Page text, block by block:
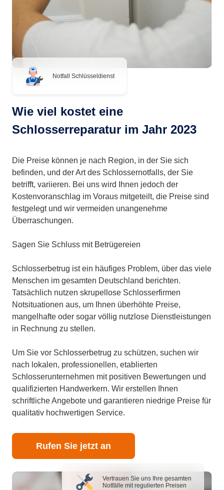
Notfall Schlüsseldienst
Wie viel kostet eine
Schlosserreparatur im Jahr 2023
Die Preise können je nach Region, in der Sie sich
befinden, und der Art des Schlossernotfalls, der Sie
betrifft, variieren. Bei uns wird Ihnen jedoch der
Kostenvoranschlag im Voraus mitgeteilt, die Preise sind
festgelegt und wir vermeiden unangenehme
Überraschungen.
Sagen Sie Schluss mit Betrügereien
Schlosserbetrug ist ein häufiges Problem, über das viele
Menschen im gesamten Deutschland berichten.
Tatsächlich nutzen skrupellose Schlosserfirmen
Notsituationen aus, um Ihnen überhöhte Preise,
mangelhafte oder sogar völlig nutzlose Dienstleistungen
in Rechnung zu stellen.
Um Sie vor Schlosserbetrug zu schützen, suchen wir
nach lokalen, professionellen, etablierten
Schlosserunternehmen mit positiven Bewertungen und
qualifizierten Handwerkern. Wir erstellen Ihnen
schriftliche Angebote und garantieren niedrige Preise für
qualitativ hochwertigen Service.
Rufen Sie jetzt an
Vertrauen Sie uns Ihre gesamten
Notfälle mit regulierten Preisen